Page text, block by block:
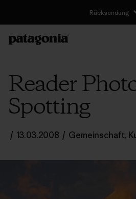
Rücksendung
Reader
Spotting
/ 13.03.2008 / Gemeinschaft,